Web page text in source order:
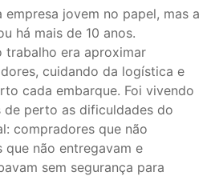
jovem no papel, mas a
há mais de 10 anos.
trabalho era aproximar
cuidando da logística e
cada embarque. Foi vivendo
de perto as dificuldades do
compradores que não
que não entregavam e
sem segurança para